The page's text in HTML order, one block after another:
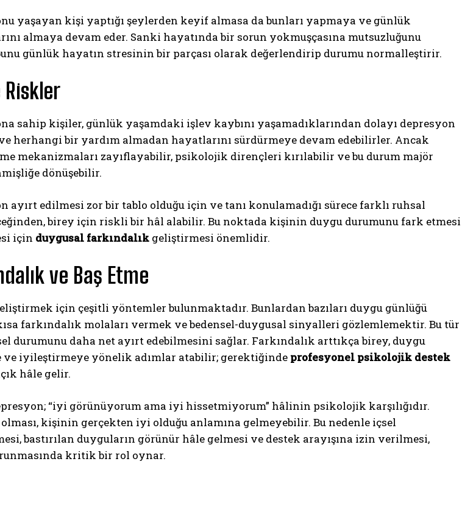
yaşayan kişi yaptığı şeylerden keyif almasa da bunları yapmaya ve günlük
almaya devam eder. Sanki hayatında bir sorun yokmuşçasına mutsuzluğunu
günlük hayatın stresinin bir parçası olarak değerlendirip durumu normalleştirir.
Riskler
sahip kişiler, günlük yaşamdaki işlev kaybını yaşamadıklarından dolayı depresyon
ve herhangi bir yardım almadan hayatlarını sürdürmeye devam edebilirler. Ancak
mekanizmaları zayıflayabilir, psikolojik dirençleri kırılabilir ve bu durum majör
dönüşebilir.
ayırt edilmesi zor bir tablo olduğu için ve tanı konulamadığı sürece farklı ruhsal
birey için riskli bir hâl alabilir. Bu noktada kişinin duygu durumunu fark etmesi
için duygusal farkındalık geliştirmesi önemlidir.
ve Baş Etme
için çeşitli yöntemler bulunmaktadır. Bunlardan bazıları duygu günlüğü
farkındalık molaları vermek ve bedensel-duygusal sinyalleri gözlemlemektir. Bu tür
durumunu daha net ayırt edebilmesini sağlar. Farkındalık arttıkça birey, duygu
ve iyileştirmeye yönelik adımlar atabilir; gerektiğinde profesyonel psikolojik destek
hâle gelir.
“iyi görünüyorum ama iyi hissetmiyorum” hâlinin psikolojik karşılığıdır.
kişinin gerçekten iyi olduğu anlamına gelmeyebilir. Bu nedenle içsel
bastırılan duyguların görünür hâle gelmesi ve destek arayışına izin verilmesi,
kritik bir rol oynar.